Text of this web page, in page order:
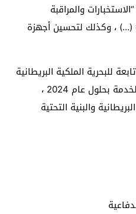
والمراقبة
(…) ، وكذلك لتحسين أجهزة
للبحرية الملكية البريطانية
مع طاقم من حوالي 15 عامًا الخدمة بحلول عام 2024 ،
والبنية التحتية